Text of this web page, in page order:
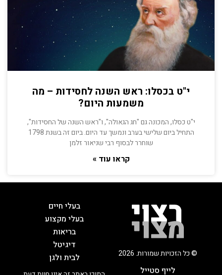
י"ט בכסלו: ראש השנה לחסידות – מה
משמעות היום?
י"ט כסלו, המכונה גם "חג הגאולה", ו"ראש השנה של החסידות",
התחיל ביום שלישי בערב ונמשך עד היום. ביום זה בשנת 1798
שוחרר לבסוף רבי שניאור זלמן
קראו עוד »
© כל הזכויות שמורות. 2026
בעלי חיים
בעלי מקצוע
בריאות
דיגיטל
לבית ולגן
לייף סטייל